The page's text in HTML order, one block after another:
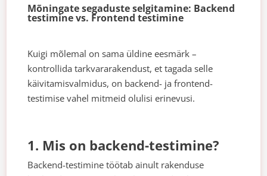
Mõningate segaduste selgitamine: Backend
testimine vs. Frontend testimine
Kuigi mõlemal on sama üldine eesmärk –
kontrollida tarkvararakendust, et tagada selle
käivitamisvalmidus, on backend- ja frontend-
testimise vahel mitmeid olulisi erinevusi.
1. Mis on backend-testimine?
Backend-testimine töötab ainult rakenduse